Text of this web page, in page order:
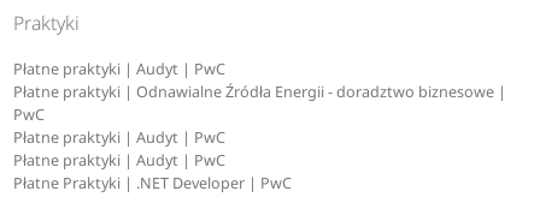
Praktyki
Płatne praktyki | Audyt | PwC
Płatne praktyki | Odnawialne Źródła Energii - doradztwo biznesowe |
PwC
Płatne praktyki | Audyt | PwC
Płatne praktyki | Audyt | PwC
Płatne Praktyki | .NET Developer | PwC